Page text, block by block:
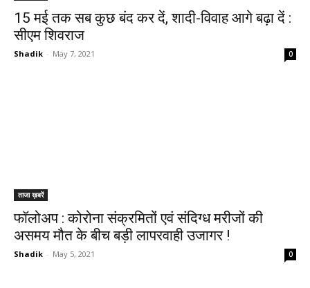
15 मई तक सब कुछ बंद कर दें, शादी-विवाह आगे बढ़ा दें :
सीएम शिवराज
Shadik - May 7, 2021 0
ताजा ख़बरें
फॉलोअप : कोरोना संक्रमितों एवं संदिग्ध मरीजों की
असमय मौत के बीच बड़ी लापरवाही उजागर !
Shadik - May 5, 2021 0